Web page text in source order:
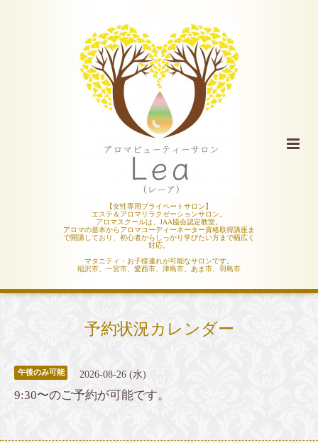
【女性専用プライベートサロン】
エステ＆アロマリラクゼーションサロン。
アロマスクールは、JAA協会認定教室。
アロマの基本からアロマコーディーネーター資格取得講座ま
で開講しており、初心者からしっかり学びたい方まで幅広く
対応。
マタニティ・お子様連れが可能なサロンです。
稲沢市、一宮市、愛西市、津島市、あま市、羽島市
予約状況カレンダー
午後のみ可能 2026-08-26 (水)
9:30〜のご予約が可能です。